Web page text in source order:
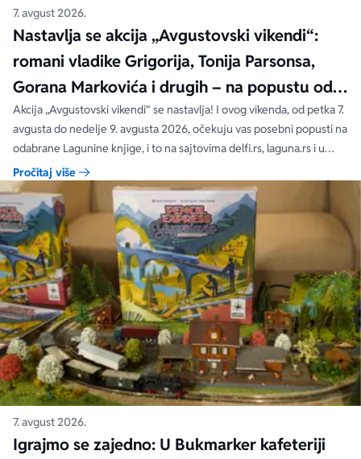
7. avgust 2026.
Nastavlja se akcija „Avgustovski vikendi“:
romani vladike Grigorija, Tonija Parsonsa,
Gorana Markovića i drugih – na popustu od
čak 40, 50 i 60%
Akcija „Avgustovski vikendi“ se nastavlja! I ovog vikenda, od petka 7.
avgusta do nedelje 9. avgusta 2026, očekuju vas posebni popusti na
odabrane Lagunine knjige, i to na sajtovima delfi.rs, laguna.rs i u
svim Delfi knjižarama.
Pročitaj više
7. avgust 2026.
Igrajmo se zajedno: U Bukmarker kafeteriji